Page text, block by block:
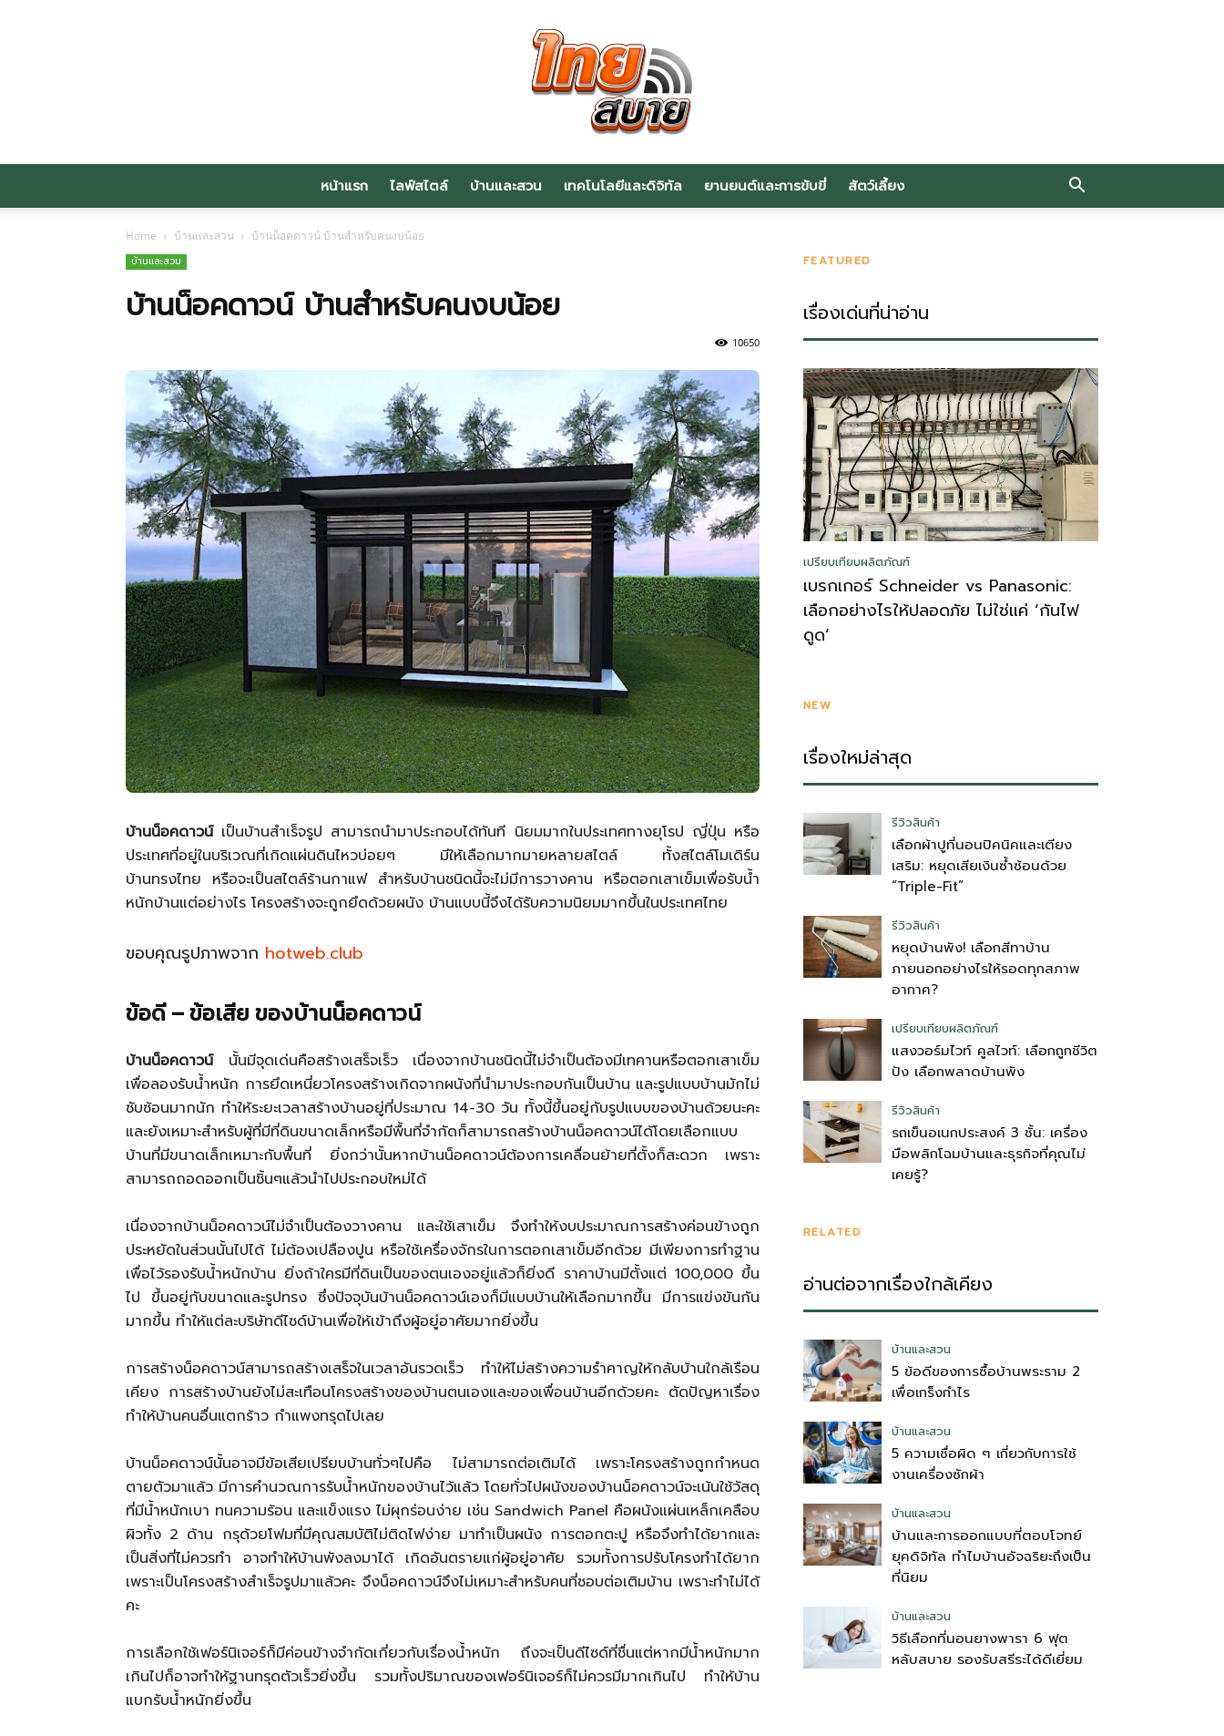
รู้
วา
ไร
สบาย(ดอท)คอม
หน้าแรก ไลฟ์สไตล์ บ้านและสวน เทคโนโลยีและดิจิทัล ยานยนต์และการขับขี่ สัตว์เลี้ยง
Home บ้านและสวน บ้านน็อคดาวน์ บ้านสำหรับคนงบน้อย
บ้านและสวน
บ้านน็อคดาวน์ บ้านสำหรับคนงบน้อย
10650
บ้านน็อคดาวน์เป็นบ้านสำเร็จรูป สามารถนำมาประกอบได้ทันที นิยมมากในประเทศทางยุโรป ญี่ปุ่น หรือ
ประเทศที่อยู่ในบริเวณที่เกิดแผ่นดินไหวบ่อยๆ มีให้เลือกมากมายหลายสไตล์ ทั้งสไตล์โมเดิร์น
บ้านทรงไทย หรือจะเป็นสไตล์ร้านกาแฟ สำหรับบ้านชนิดนี้จะไม่มีการวางคาน หรือตอกเสาเข็มเพื่อรับน้ำ
หนักบ้านแต่อย่างไร โครงสร้างจะถูกยึดด้วยผนัง บ้านแบบนี้จึงได้รับความนิยมมากขึ้นในประเทศไทย
ขอบคุณรูปภาพจาก hotweb.club
ข้อดี – ข้อเสีย ของบ้านน็อคดาวน์
บ้านน็อคดาวน์นั้นมีจุดเด่นคือสร้างเสร็จเร็ว เนื่องจากบ้านชนิดนี้ไม่จำเป็นต้องมีเทคานหรือตอกเสาเข็ม
เพื่อลองรับน้ำหนัก การยึดเหนี่ยวโครงสร้างเกิดจากผนังที่นำมาประกอบกันเป็นบ้าน และรูปแบบบ้านมักไม่
ซับซ้อนมากนัก ทำให้ระยะเวลาสร้างบ้านอยู่ที่ประมาณ 14-30 วัน ทั้งนี้ขึ้นอยู่กับรูปแบบของบ้านด้วยนะคะ
และยังเหมาะสำหรับผู้ที่มีที่ดินขนาดเล็กหรือมีพื้นที่จำกัดก็สามารถสร้างบ้านน็อคดาวน์ได้โดยเลือกแบบ
บ้านที่มีขนาดเล็กเหมาะกับพื้นที่ ยิ่งกว่านั้นหากบ้านน็อคดาวน์ต้องการเคลื่อนย้ายที่ตั้งก็สะดวก เพราะ
สามารถถอดออกเป็นชิ้นๆแล้วนำไปประกอบใหม่ได้
เนื่องจากบ้านน็อคดาวน์ไม่จำเป็นต้องวางคาน และใช้เสาเข็ม จึงทำให้งบประมาณการสร้างค่อนข้างถูก
ประหยัดในส่วนนั้นไปได้ ไม่ต้องเปลืองปูน หรือใช้เครื่องจักรในการตอกเสาเข็มอีกด้วย มีเพียงการทำฐาน
เพื่อไว้รองรับน้ำหนักบ้าน ยิ่งถ้าใครมีที่ดินเป็นของตนเองอยู่แล้วก็ยิ่งดี ราคาบ้านมีตั้งแต่ 100,000 ขึ้น
ไป ขึ้นอยู่กับขนาดและรูปทรง ซึ่งปัจจุบันบ้านน็อคดาวน์เองก็มีแบบบ้านให้เลือกมากขึ้น มีการแข่งขันกัน
มากขึ้น ทำให้แต่ละบริษัทดีไซด์บ้านเพื่อให้เข้าถึงผู้อยู่อาศัยมากยิ่งขึ้น
การสร้างน็อคดาวน์สามารถสร้างเสร็จในเวลาอันรวดเร็ว ทำให้ไม่สร้างความรำคาญให้กลับบ้านใกล้เรือน
เคียง การสร้างบ้านยังไม่สะเทือนโครงสร้างของบ้านตนเองและของเพื่อนบ้านอีกด้วยคะ ตัดปัญหาเรื่อง
ทำให้บ้านคนอื่นแตกร้าว กำแพงทรุดไปเลย
บ้านน็อคดาวน์นั้นอาจมีข้อเสียเปรียบบ้านทั่วๆไปคือ ไม่สามารถต่อเติมได้ เพราะโครงสร้างถูกกำหนด
ตายตัวมาแล้ว มีการคำนวณการรับน้ำหนักของบ้านไว้แล้ว โดยทั่วไปผนังของบ้านน็อคดาวน์จะเน้นใช้วัสดุ
ที่มีน้ำหนักเบา ทนความร้อน และแข็งแรง ไม่ผุกร่อนง่าย เช่น Sandwich Panel คือผนังแผ่นเหล็กเคลือบ
ผิวทั้ง 2 ด้าน กรุด้วยโฟมที่มีคุณสมบัติไม่ติดไฟง่าย มาทำเป็นผนัง การตอกตะปู หรือจึงทำได้ยากและ
เป็นสิ่งที่ไม่ควรทำ อาจทำให้บ้านพังลงมาได้ เกิดอันตรายแก่ผู้อยู่อาศัย รวมทั้งการปรับโครงทำได้ยาก
เพราะเป็นโครงสร้างสำเร็จรูปมาแล้วคะ จึงน็อคดาวน์จึงไม่เหมาะสำหรับคนที่ชอบต่อเติมบ้าน เพราะทำไม่ได้
คะ
การเลือกใช้เฟอร์นิเจอร์ก็มีค่อนข้างจำกัดเกี่ยวกับเรื่องน้ำหนัก ถึงจะเป็นดีไซด์ที่ชื่นแต่หากมีน้ำหนักมาก
เกินไปก็อาจทำให้ฐานทรุดตัวเร็วยิ่งขึ้น รวมทั้งปริมาณของเฟอร์นิเจอร์ก็ไม่ควรมีมากเกินไป ทำให้บ้าน
แบกรับน้ำหนักยิ่งขึ้น
FEATURED
เรื่องเด่นที่น่าอ่าน
เปรียบเทียบผลิตภัณฑ์
เบรกเกอร์ Schneider vs Panasonic:
เลือกอย่างไรให้ปลอดภัย ไม่ใช่แค่ ‘กันไฟ
ดูด’
NEW
เรื่องใหม่ล่าสุด
รีวิวสินค้า
เลือกผ้าปูที่นอนปิคนิคและเตียง
เสริม: หยุดเสียเงินซ้ำซ้อนด้วย
“Triple-Fit”
รีวิวสินค้า
หยุดบ้านพัง! เลือกสีทาบ้าน
ภายนอกอย่างไรให้รอดทุกสภาพ
อากาศ?
เปรียบเทียบผลิตภัณฑ์
แสงวอร์มไวท์ คูลไวท์: เลือกถูกชีวิต
ปัง เลือกพลาดบ้านพัง
รีวิวสินค้า
รถเข็นอเนกประสงค์ 3 ชั้น: เครื่อง
มือพลิกโฉมบ้านและธุรกิจที่คุณไม่
เคยรู้?
RELATED
อ่านต่อจากเรื่องใกล้เคียง
บ้านและสวน
5 ข้อดีของการซื้อบ้านพระราม 2
เพื่อเกร็งกำไร
บ้านและสวน
5 ความเชื่อผิด ๆ เกี่ยวกับการใช้
งานเครื่องซักผ้า
บ้านและสวน
บ้านและการออกแบบที่ตอบโจทย์
ยุคดิจิทัล ทำไมบ้านอัจฉริยะถึงเป็น
ที่นิยม
บ้านและสวน
วิธีเลือกที่นอนยางพารา 6 ฟุต
หลับสบาย รองรับสรีระได้ดีเยี่ยม